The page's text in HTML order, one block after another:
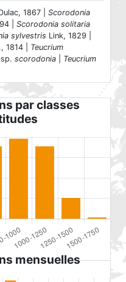
1867 | Scorodonia
| Scorodonia solitaria
sylvestris Link, 1829 |
1814 | Teucrium
scorodonia
Teucrium
par classes
mensuelles